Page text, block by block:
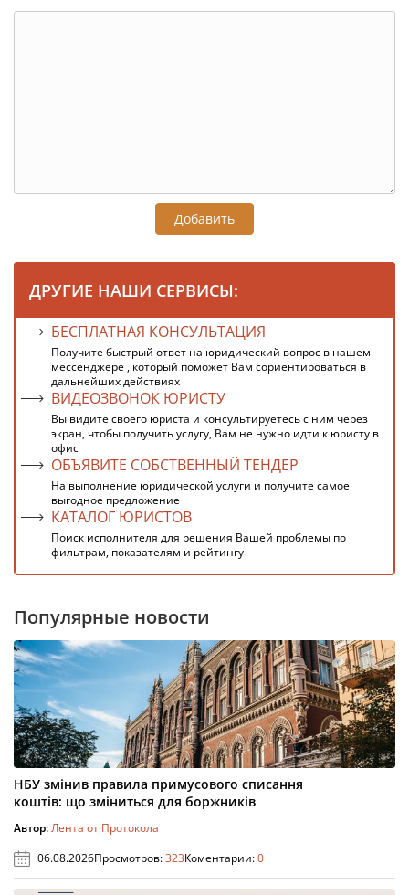
Добавить
ДРУГИЕ НАШИ СЕРВИСЫ:
БЕСПЛАТНАЯ КОНСУЛЬТАЦИЯ
Получите быстрый ответ на юридический вопрос в нашем
мессенджере , который поможет Вам сориентироваться в
дальнейших действиях
ВИДЕОЗВОНОК ЮРИСТУ
Вы видите своего юриста и консультируетесь с ним через
экран, чтобы получить услугу, Вам не нужно идти к юристу в
офис
ОБЪЯВИТЕ СОБСТВЕННЫЙ ТЕНДЕР
На выполнение юридической услуги и получите самое
выгодное предложение
КАТАЛОГ ЮРИСТОВ
Поиск исполнителя для решения Вашей проблемы по
фильтрам, показателям и рейтингу
Популярные новости
НБУ змінив правила примусового списання
коштів: що зміниться для боржників
Автор:Лента от Протокола
06.08.2026Просмотров:323Коментарии:0